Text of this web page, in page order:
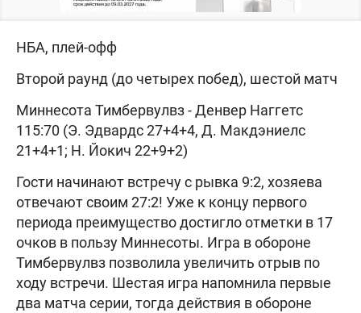
НБА, плей-офф
Второй раунд (до четырех побед), шестой матч
Миннесота Тимбервулвз - Денвер Наггетс
115:70 (Э. Эдвардс 27+4+4, Д. Макдэниелс
21+4+1; Н. Йокич 22+9+2)
Гости начинают встречу с рывка 9:2, хозяева
отвечают своим 27:2! Уже к концу первого
периода преимущество достигло отметки в 17
очков в пользу Миннесоты. Игра в обороне
Тимбервулвз позволила увеличить отрыв по
ходу встречи. Шестая игра напомнила первые
два матча серии, тогда действия в обороне